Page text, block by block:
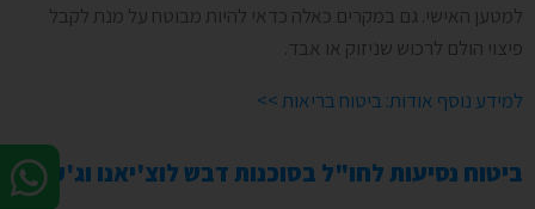
למטען האישי. גם במקרים כאלה כדאי להיות מבוטח על מנת לקבל
פיצוי הולם לרכוש שניזוק או אבד.
למידע נוסף אודות: ביטוח בריאות >>
ביטוח נסיעות לחו"ל בסוכנות דבש לוצ'יאנו וג'ק